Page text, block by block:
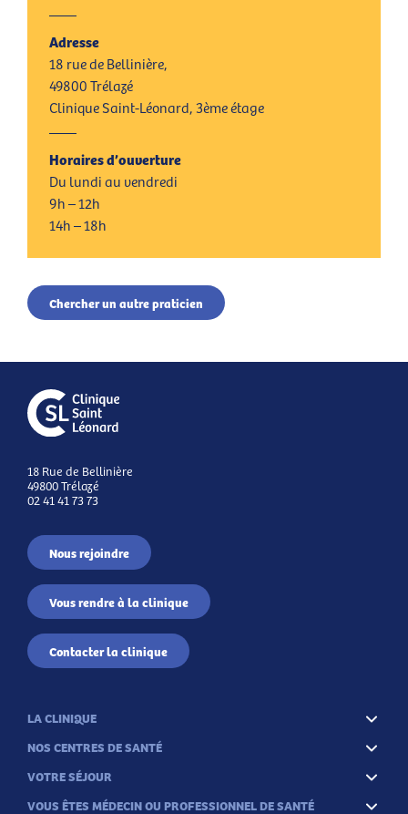
Adresse
18 rue de Bellinière,
49800 Trélazé
Clinique Saint-Léonard, 3ème étage
Horaires d’ouverture
Du lundi au vendredi
9h – 12h
14h – 18h
Chercher un autre praticien
18 Rue de Bellinière
49800 Trélazé
02 41 41 73 73
Nous rejoindre
Vous rendre à la clinique
Contacter la clinique
LA CLINIQUE
NOS CENTRES DE SANTÉ
VOTRE SÉJOUR
VOUS ÊTES MÉDECIN OU PROFESSIONNEL DE SANTÉ